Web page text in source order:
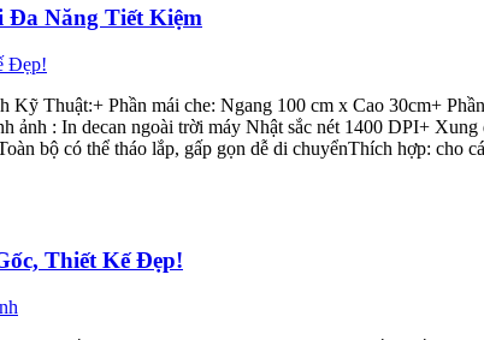
Đa Năng Tiết Kiệm
Thuật:+ Phần mái che: Ngang 100 cm x Cao 30cm+
: In decan ngoài trời máy Nhật sắc nét 1400 DPI+
bộ có thể tháo lắp, gấp gọn dễ di chuyểnThích hợp: cho
Thiết Kế Đẹp!